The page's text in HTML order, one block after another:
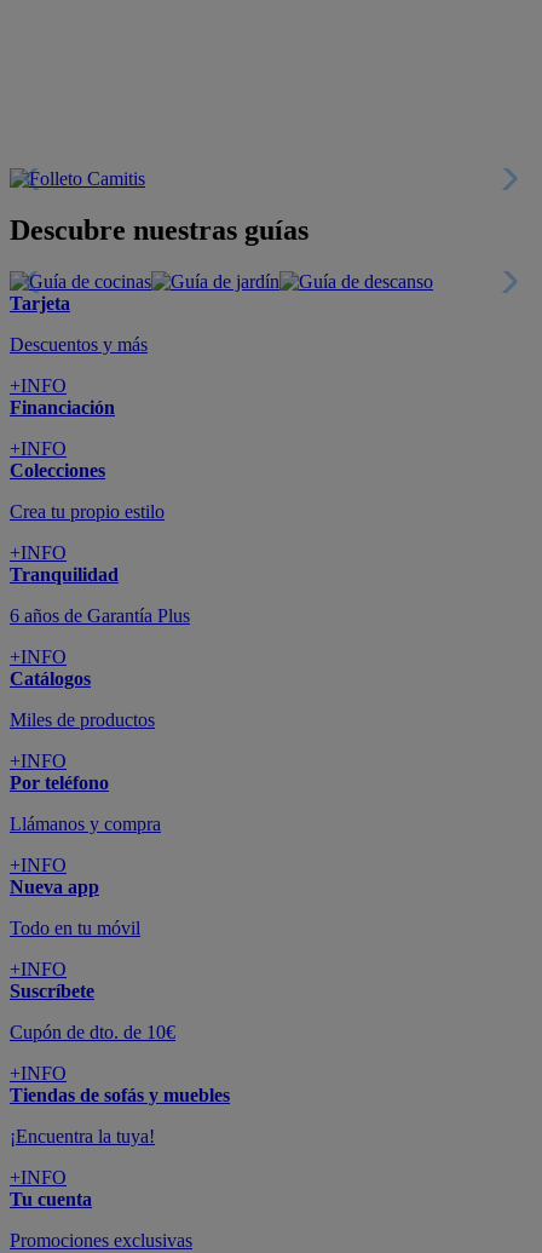
Descubre nuestras guías
Tarjeta
Descuentos y más
+INFO
Financiación
+INFO
Colecciones
Crea tu propio estilo
+INFO
Tranquilidad
6 años de Garantía Plus
+INFO
Catálogos
Miles de productos
+INFO
Por teléfono
Llámanos y compra
+INFO
Nueva app
Todo en tu móvil
+INFO
Suscríbete
Cupón de dto. de 10€
+INFO
Tiendas de sofás y muebles
¡Encuentra la tuya!
+INFO
Tu cuenta
Promociones exclusivas